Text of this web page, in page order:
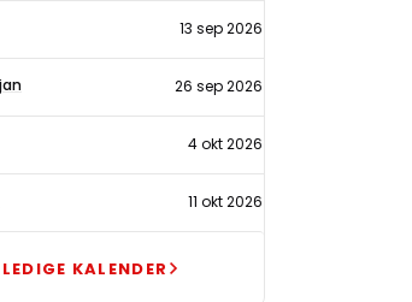
13 sep 2026
26 sep 2026
4 okt 2026
11 okt 2026
KALENDER